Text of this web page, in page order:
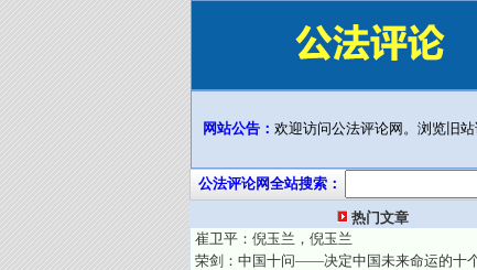
网站公告： 欢迎访问公法评论网。浏览旧站
公法评论网全站搜索：
热门文章
崔卫平：倪玉兰，倪玉兰
荣剑：中国十问——决定中国未来命运的十